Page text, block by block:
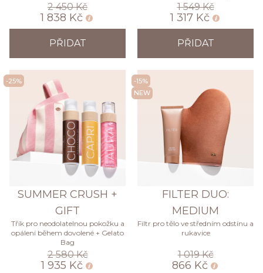
2 450 Kč
1 838 Kč
PŘIDAT
1 549 Kč
1 317 Kč
PŘIDAT
-25%
SUMMER CRUSH +
GIFT
Třík pro neodolatelnou pokožku a
opálení během dovolené + Gelato
Bag
2 580 Kč
1 935 Kč
-15%
NEW
FILTER DUO:
MEDIUM
Filtr pro tělo ve středním odstínu a
rukavice
1 019 Kč
866 Kč